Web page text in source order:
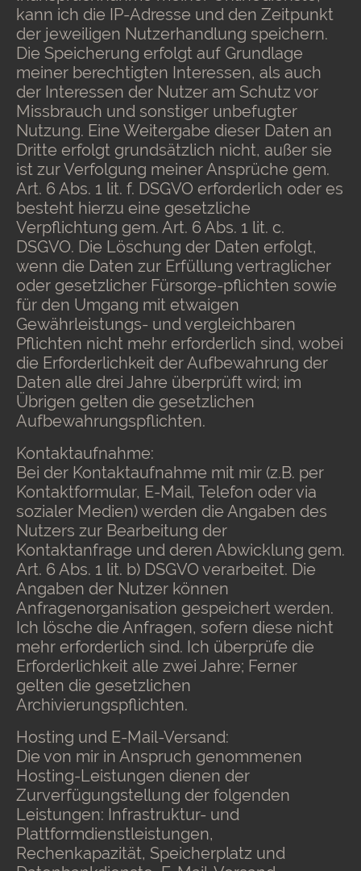
kann ich die IP-Adresse und den Zeitpunkt
der jeweiligen Nutzerhandlung speichern.
Die Speicherung erfolgt auf Grundlage
meiner berechtigten Interessen, als auch
der Interessen der Nutzer am Schutz vor
Missbrauch und sonstiger unbefugter
Nutzung. Eine Weitergabe dieser Daten an
Dritte erfolgt grundsätzlich nicht, außer sie
ist zur Verfolgung meiner Ansprüche gem.
Art. 6 Abs. 1 lit. f. DSGVO erforderlich oder es
besteht hierzu eine gesetzliche
Verpflichtung gem. Art. 6 Abs. 1 lit. c.
DSGVO. Die Löschung der Daten erfolgt,
wenn die Daten zur Erfüllung vertraglicher
oder gesetzlicher Fürsorge-pflichten sowie
für den Umgang mit etwaigen
Gewährleistungs- und vergleichbaren
Pflichten nicht mehr erforderlich sind, wobei
die Erforderlichkeit der Aufbewahrung der
Daten alle drei Jahre überprüft wird; im
Übrigen gelten die gesetzlichen
Aufbewahrungspflichten.
Kontaktaufnahme:
Bei der Kontaktaufnahme mit mir (z.B. per
Kontaktformular, E-Mail, Telefon oder via
sozialer Medien) werden die Angaben des
Nutzers zur Bearbeitung der
Kontaktanfrage und deren Abwicklung gem.
Art. 6 Abs. 1 lit. b) DSGVO verarbeitet. Die
Angaben der Nutzer können
Anfragenorganisation gespeichert werden.
Ich lösche die Anfragen, sofern diese nicht
mehr erforderlich sind. Ich überprüfe die
Erforderlichkeit alle zwei Jahre; Ferner
gelten die gesetzlichen
Archivierungspflichten.
Hosting und E-Mail-Versand:
Die von mir in Anspruch genommenen
Hosting-Leistungen dienen der
Zurverfügungstellung der folgenden
Leistungen: Infrastruktur- und
Plattformdienstleistungen,
Rechenkapazität, Speicherplatz und